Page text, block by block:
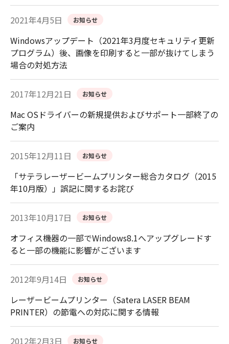
2021年4月5日 お知らせ
Windowsアップデート（2021年3月度セキュリティ更新
プログラム）後、画像を印刷すると一部が抜けてしまう
場合の対処方法
2017年12月21日 お知らせ
Mac OSドライバーの新規提供およびサポート一部終了の
ご案内
2015年12月11日 お知らせ
「サテラレーザービームプリンター総合カタログ（2015
年10月版）」誤記に関するお詫び
2013年10月17日 お知らせ
オフィス機器の一部でWindows8.1へアップグレードす
ると一部の機能に影響がございます
2012年9月14日 お知らせ
レーザービームプリンター（Satera LASER BEAM
PRINTER）の節電への対応に関する情報
2012年2月3日 お知らせ